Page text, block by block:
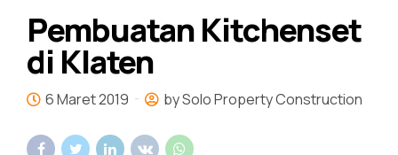
Pembuatan Kitchenset
di Klaten
6 Maret 2019 by Solo Property Construction